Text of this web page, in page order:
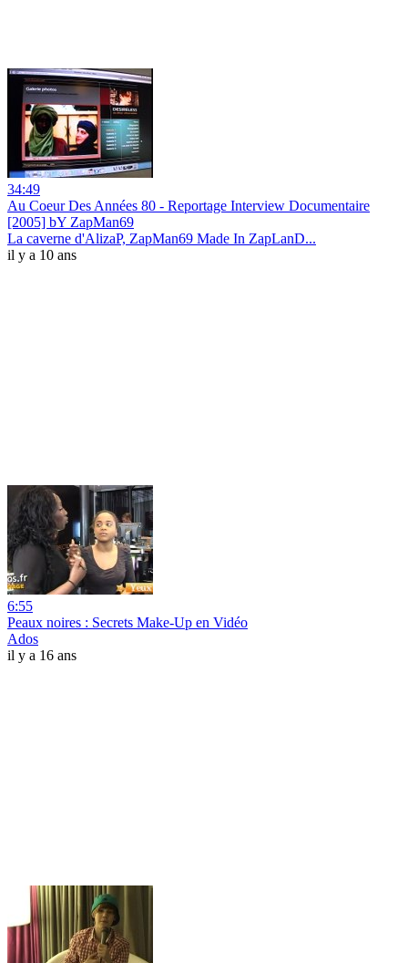
34:49
Au Coeur Des Années 80 - Reportage Interview Documentaire
[2005] bY ZapMan69
La caverne d'AlizaP, ZapMan69 Made In ZapLanD...
il y a 10 ans
6:55
Peaux noires : Secrets Make-Up en Vidéo
Ados
il y a 16 ans